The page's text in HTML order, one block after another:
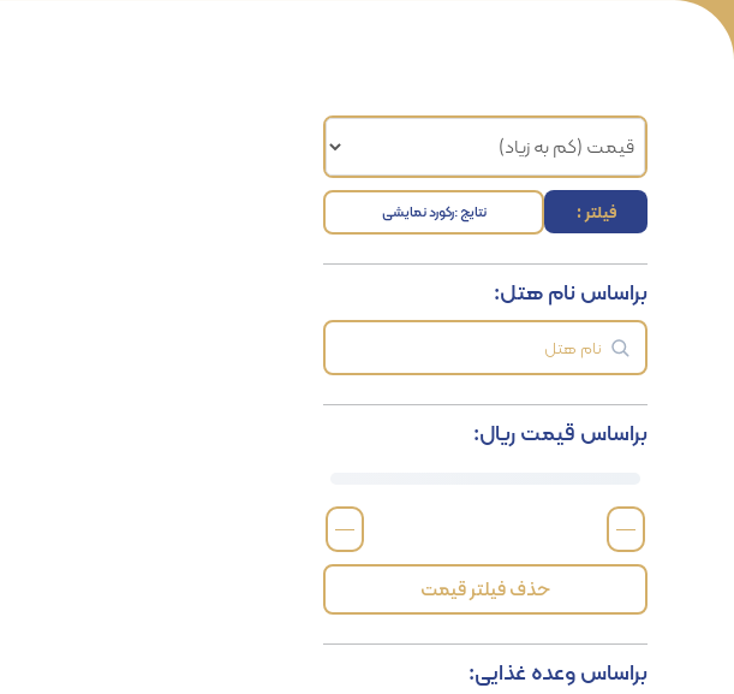
فیلتر : نتایج :رکورد نمایشی
براساس نام هتل:
براساس قیمت ریال:
—
—
حذف فیلتر قیمت
براساس وعده غذایی: